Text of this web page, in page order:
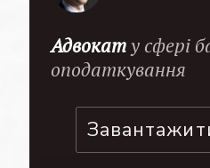
Адвокату сфері
оподаткування